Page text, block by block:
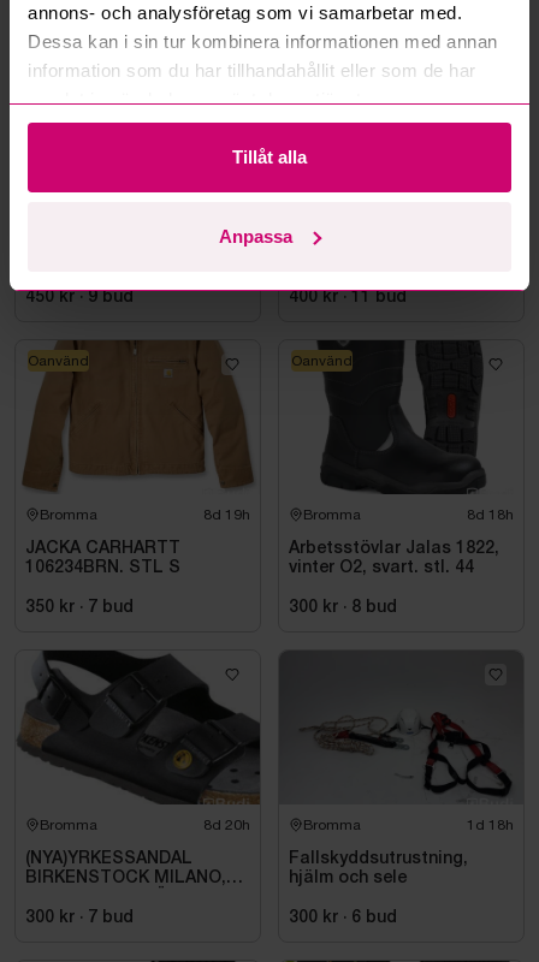
annons- och analysföretag som vi samarbetar med.
Dessa kan i sin tur kombinera informationen med annan
information som du har tillhandahållit eller som de har
samlat in när du har använt deras tjänster.
Tillåt alla
Anpassa
Skyddskänga Jalas 7198
450 kr · 9 bud
Oanvänd
VÄRMEHUVJACKA
400 kr · 11 bud
Oanvänd
Bromma 8d 19h
JACKA CARHARTT
106234BRN. STL S
350 kr · 7 bud
Oanvänd
Bromma 8d 18h
Arbetsstövlar Jalas 1822,
vinter O2, svart. stl. 44
300 kr · 8 bud
Oanvänd
Bromma 8d 20h
(NYA)YRKESSANDAL
BIRKENSTOCK MILANO,
SVART. STL 42
300 kr · 7 bud
Bromma 1d 18h
Fallskyddsutrustning,
hjälm och sele
300 kr · 6 bud